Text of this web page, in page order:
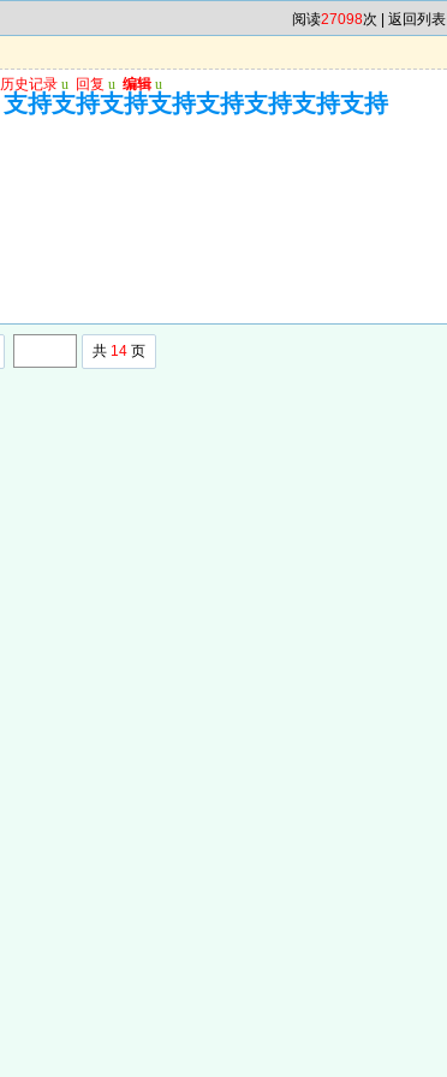
阅读27098次 | 返回列表
历史记录 u 回复 u 编辑 u
支持支持支持支持支持支持支持支持
共 14 页